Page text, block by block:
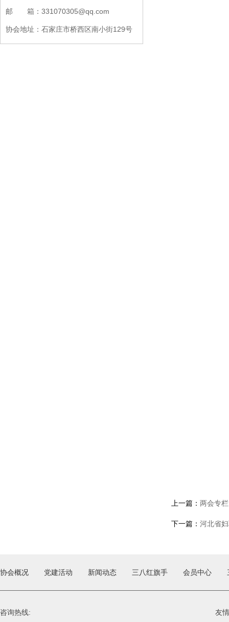
邮 箱：331070305@qq.com
协会地址：石家庄市桥西区南小街129号
上一篇： 两会专
下一篇： 河北省
协会概况 党建活动 新闻动态 三八红旗手 会员中心
咨询热线: 友